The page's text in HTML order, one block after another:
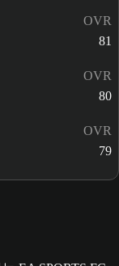
OVR
81
OVR
80
OVR
79